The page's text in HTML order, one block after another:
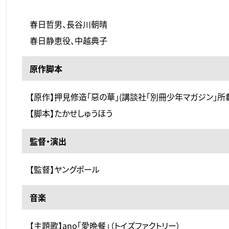
春日哲男、長谷川朝晴
春日静恵役、中越典子
原作脚本
【原作】押見修造「惡の華」(講談社「別冊少年マガジン」所
【脚本】たかせしゅうほう
監督・演出
【監督】ヤングポール
音楽
【主題歌】ano「愛晩餐」（トイズファクトリー）